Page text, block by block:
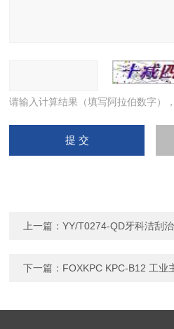
请输入计算结果（填写阿拉伯数字）
上一篇：YY/T0274-QD牙科洁刮
下一篇： FOXKPC KPC-B12 工业